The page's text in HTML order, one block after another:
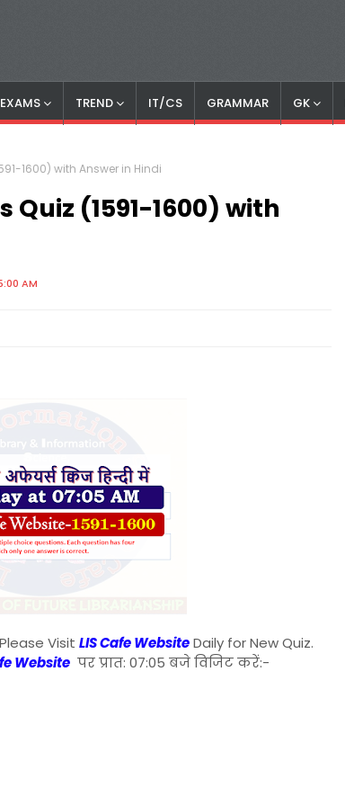
TREND IT/CS GRAMMAR GK
1600) with Answer in Hindi
(1591-1600) with
AM
Visit LIS Cafe WebsiteDaily for New Quiz.
Website पर प्रात: 07:05 बजे विजिट करें:-